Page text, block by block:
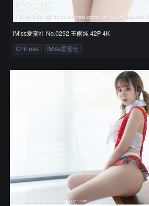
IMiss爱蜜社 No.0292 王雨纯 42P 4K
Chinese
IMiss爱蜜社